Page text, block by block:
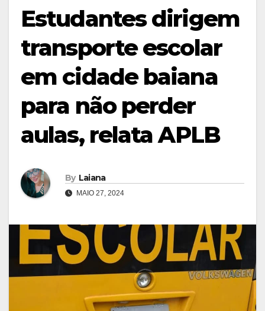
Estudantes dirigem
transporte escolar
em cidade baiana
para não perder
aulas, relata APLB
By Laiana
MAIO 27, 2024